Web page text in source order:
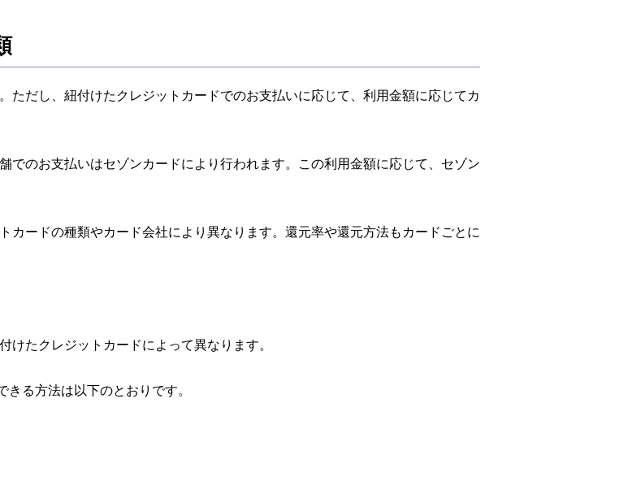
ただし、紐付けたクレジットカードでのお支払いに応じて、利用金額に応じてカ
でのお支払いはセゾンカードにより行われます。この利用金額に応じて、セゾン
カードの種類やカード会社により異なります。還元率や還元方法もカードごとに
たクレジットカードによって異なります。
る方法は以下のとおりです。